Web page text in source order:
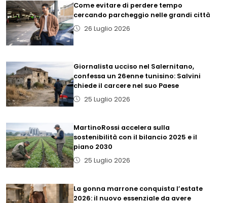
Come evitare di perdere tempo
cercando parcheggio nelle grandi città
26 Luglio 2026
Giornalista ucciso nel Salernitano,
confessa un 26enne tunisino: Salvini
chiede il carcere nel suo Paese
25 Luglio 2026
MartinoRossi accelera sulla
sostenibilità con il bilancio 2025 e il
piano 2030
25 Luglio 2026
La gonna marrone conquista l’estate
2026: il nuovo essenziale da avere